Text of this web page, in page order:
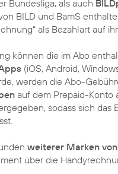
Bundesliga, als auch
BILD und BamS
als Bezahlart auf
können die im Abo
(iOS, Android,
werden die Abo-
auf dem Prepaid-Konto
sodass sich
weiterer Marken
über die